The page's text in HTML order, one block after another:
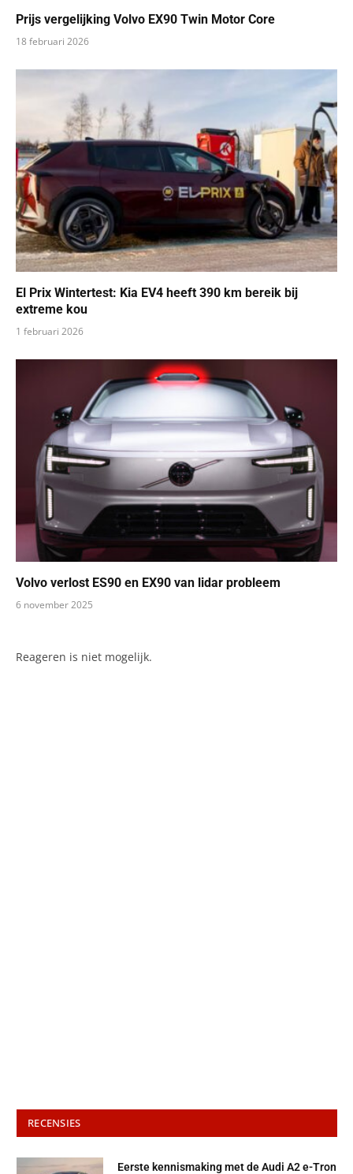
Prijs vergelijking Volvo EX90 Twin Motor Core
18 februari 2026
El Prix Wintertest: Kia EV4 heeft 390 km bereik bij
extreme kou
1 februari 2026
Volvo verlost ES90 en EX90 van lidar probleem
6 november 2025
Reageren is niet mogelijk.
RECENSIES
Eerste kennismaking met de Audi A2 e-Tron